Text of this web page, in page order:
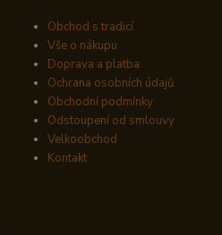
Obchod s tradicí
Vše o nákupu
Doprava a platba
Ochrana osobních údajů
Obchodní podmínky
Odstoupení od smlouvy
Velkoobchod
Kontakt